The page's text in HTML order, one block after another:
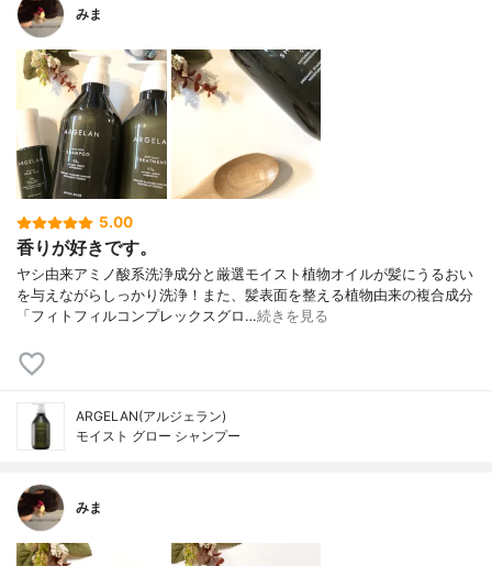
みま
5.00
香りが好きです。
ヤシ由来アミノ酸系洗浄成分と厳選モイスト植物オイルが髪にうるおい
を与えながらしっかり洗浄！また、髪表面を整える植物由来の複合成分
「フィトフィルコンプレックスグロ…続きを見る
ARGELAN(アルジェラン)
モイスト グロー シャンプー
みま